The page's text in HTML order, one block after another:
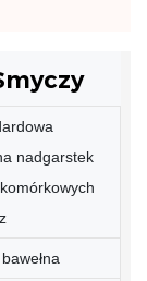
nadgarstek